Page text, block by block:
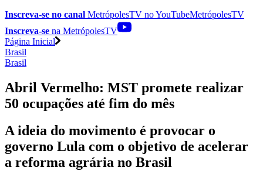
Inscreva-se no canal MetrópolesTV noYouTubeMetrópolesTV
Inscreva-se na MetrópolesTV
Página Inicial
Brasil
Brasil
Abril Vermelho: MST promete realizar
50 ocupações até fim do mês
A ideia do movimento é provocar o
governo Lula com o objetivo de acelerar
a reforma agrária no Brasil